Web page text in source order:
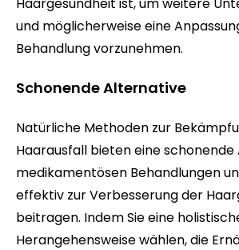
und möglicherweise eine
Behandlung vorzunehmen.
Schonende Alternative
Natürliche Methoden zur
Haarausfall bieten eine
medikamentösen Behandlungen
effektiv zur Verbesserung der
beitragen. Indem Sie eine
Herangehensweise wählen, die